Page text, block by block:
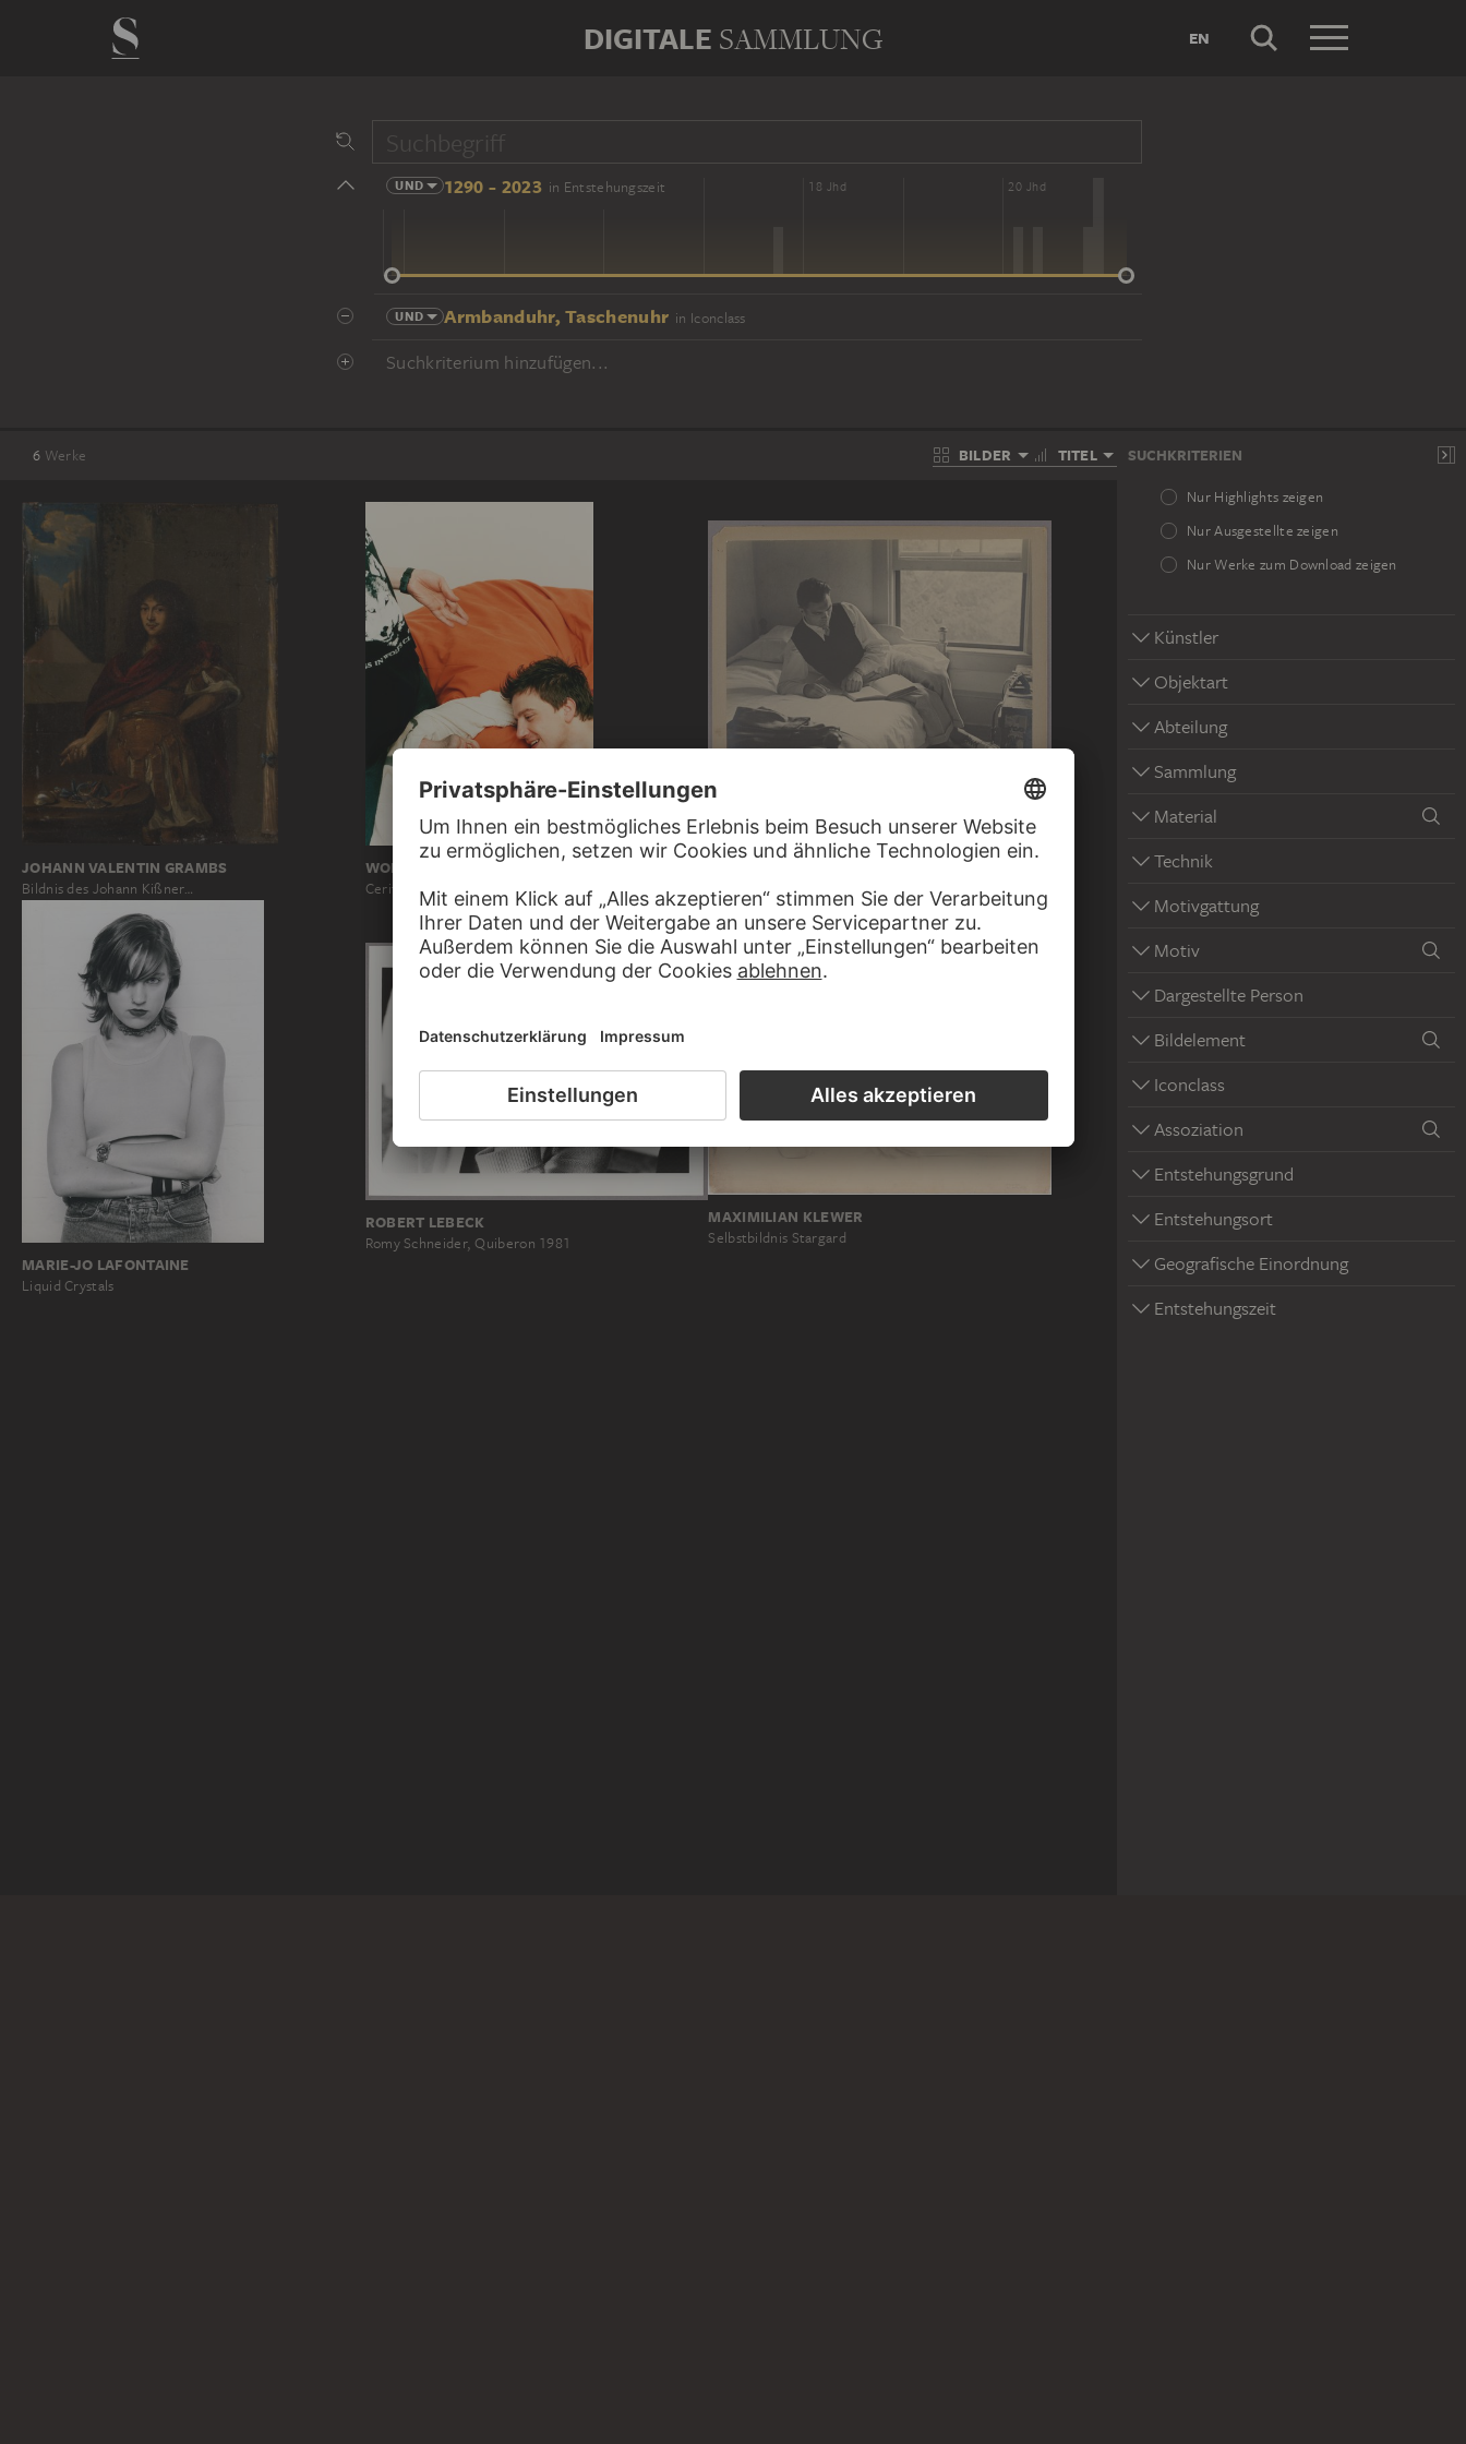
DIGITALE SAMMLUNG EN
UND 1290 - 2023 in Entstehungszeit
14 Jhd 16 Jhd 18 Jhd 20 Jhd
UND Armbanduhr, Taschenuhr in Iconclass
Suchkriterium hinzufügen...
6 Werke BILDER TITEL SUCHKRITERIEN
Nur Highlights zeigen
Nur Ausgestellte zeigen
Nur Werke zum Download zeigen
Künstler
Objektart
Abteilung
Sammlung
Material
Technik
Motivgattung
Motiv
Dargestellte Person
Bildelement
Iconclass
Assoziation
Entstehungsgrund
Entstehungsort
Geografische Einordnung
Entstehungszeit
JOHANN VALENTIN GRAMBS
Bildnis des Johann Kißner…
WOLFGANG TILLMANS
Cerith, Michael, Stefan & Gregorio
ERICH SALOMON
Der Boxer Max Schmeling im Trainingscamp bei New
MARIE-JO LAFONTAINE
Liquid Crystals
ROBERT LEBECK
Romy Schneider, Quiberon 1981
MAXIMILIAN KLEWER
Selbstbildnis Stargard